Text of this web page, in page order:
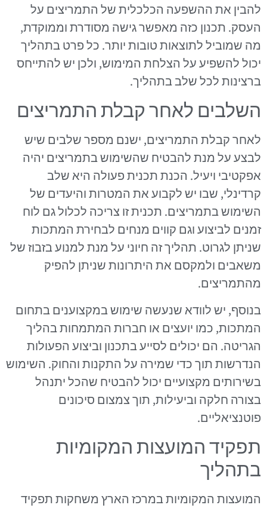
להבין את ההשפעה הכלכלית של התמריצים על
העסק. תכנון כזה מאפשר גישה מסודרת וממוקדת,
מה שמוביל לתוצאות טובות יותר. כל פרט בתהליך
יכול להשפיע על הצלחת המימוש, ולכן יש להתייחס
ברצינות לכל שלב בתהליך.
השלבים לאחר קבלת התמריצים
לאחר קבלת התמריצים, ישנם מספר שלבים שיש
לבצע על מנת להבטיח שהשימוש בתמריצים יהיה
אפקטיבי ויעיל. הכנת תכנית פעולה היא שלב
קרדינלי, שבו יש לקבוע את המטרות והיעדים של
השימוש בתמריצים. תכנית זו צריכה לכלול גם לוח
זמנים לביצוע וגם קווים מנחים לבחירת המתכות
שניתן לגרוט. תהליך זה חיוני על מנת למנוע בזבוז של
משאבים ולמקסם את היתרונות שניתן להפיק
מהתמריצים.
בנוסף, יש לוודא שנעשה שימוש במקצוענים בתחום
המתכות, כמו יועצים או חברות המתמחות בהליך
הגריטה. הם יכולים לסייע בתכנון וביצוע הפעולות
הנדרשות תוך כדי שמירה על התקנות והחוק. השימוש
בשירותים מקצועיים יכול להבטיח שהכל יתנהל
בצורה חלקה וביעילות, תוך צמצום סיכונים
פוטנציאליים.
תפקיד המועצות המקומיות
בתהליך
המועצות המקומיות במרכז הארץ משחקות תפקיד